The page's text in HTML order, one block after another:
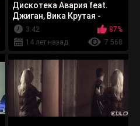
Дискотека Авария feat.
Джиган, Вика Крутая -
Карнавал
3:42
87%
14 лет назад
7 568